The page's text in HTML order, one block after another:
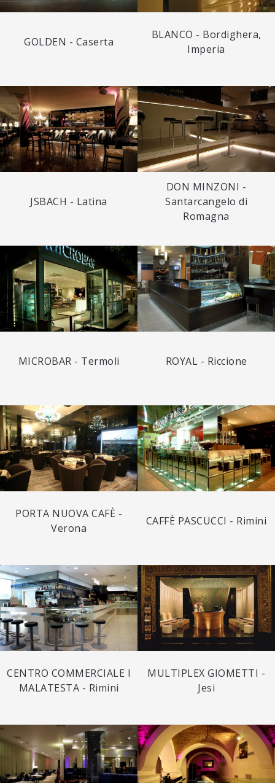
GOLDEN - Caserta
BLANCO - Bordighera,
Imperia
JSBACH - Latina
DON MINZONI -
Santarcangelo di
Romagna
MICROBAR - Termoli ROYAL - Riccione
PORTA NUOVA CAFÈ -
Verona
CAFFÈ PASCUCCI - Rimini
CENTRO COMMERCIALE I
MALATESTA - Rimini
MULTIPLEX GIOMETTI -
Jesi